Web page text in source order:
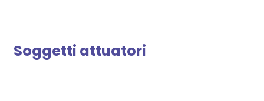
Soggetti attuatori